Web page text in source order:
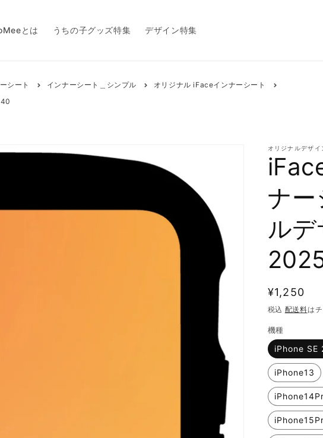
とは うちの子グッズ特集 デザイン特集
シート インナーシート＿シンプル
オリジナル iFaceインナーシート
オリジナルデザイ
ナ
ル
通
常
価
格
¥1,250
税込 配送料は
機種
iPhone
iPhone13